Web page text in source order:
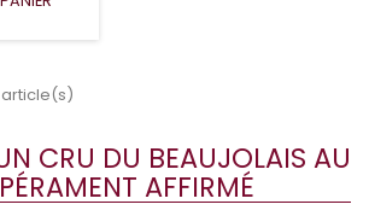
article(s)
CRU DU BEAUJOLAIS AU
AFFIRMÉ